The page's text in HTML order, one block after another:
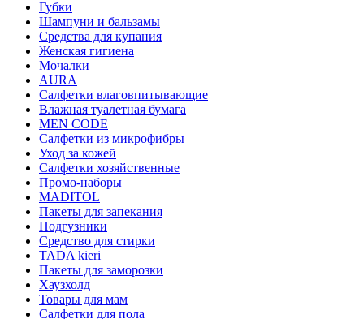
Губки
Шампуни и бальзамы
Средства для купания
Женская гигиена
Мочалки
AURA
Салфетки влаговпитывающие
Влажная туалетная бумага
MEN CODE
Салфетки из микрофибры
Уход за кожей
Салфетки хозяйственные
Промо-наборы
MADITOL
Пакеты для запекания
Подгузники
Средство для стирки
TADA kieri
Пакеты для заморозки
Хаузхолд
Товары для мам
Салфетки для пола